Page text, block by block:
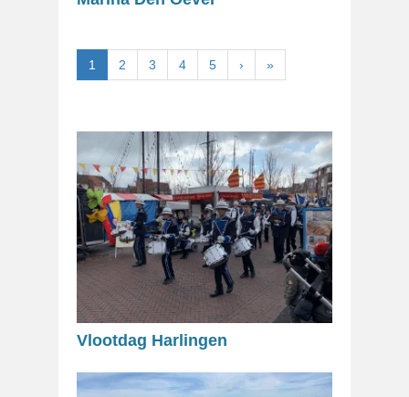
1 2 3 4 5 › »
Vlootdag Harlingen